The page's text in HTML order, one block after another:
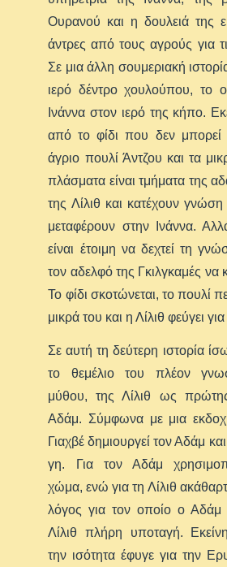
Ουρανού και η δουλειά της
άντρες από τους αγρούς για
Σε μια άλλη σουμεριακή
ιερό δέντρο χουλούπου, το
Ινάννα στον ιερό της κήπο.
από το φίδι που δεν μπορεί
άγριο πουλί Άντζου και τα
πλάσματα είναι τμήματα της
της Λίλιθ και κατέχουν
μεταφέρουν στην Ινάννα.
είναι έτοιμη να δεχτεί τη
τον αδελφό της Γκιλγκαμές να
Το φίδι σκοτώνεται, το πουλί
μικρά του και η Λίλιθ φεύγει
Σε αυτή τη δεύτερη ιστορία
το θεμέλιο του πλέον
μύθου, της Λίλιθ ως
Αδάμ. Σύμφωνα με μια
Γιαχβέ δημιουργεί τον Αδάμ
γη. Για τον Αδάμ
χώμα, ενώ για τη Λίλιθ
λόγος για τον οποίο ο Αδάμ
Λίλιθ πλήρη υποταγή.
την ισότητα έφυγε για την